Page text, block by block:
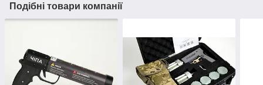
Подібні товари компанії